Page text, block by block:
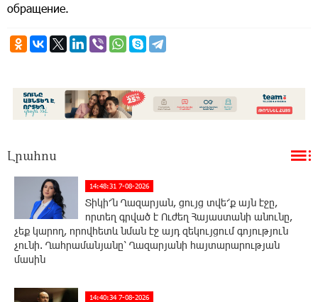
обращение.
Լրահոս
14:48:31 7-08-2026
Տիկի՜ն Ղազարյան, ցույց տվե՜ք այն էջը,
որտեղ գրված է Ուժեղ Հայաստանի անունը,
չեք կարող, որովհետև նման էջ այդ զեկույցում գոյություն
չունի. Ղահրամանյանը՝ Ղազարյանի հայտարարության
մասին
14:40:34 7-08-2026